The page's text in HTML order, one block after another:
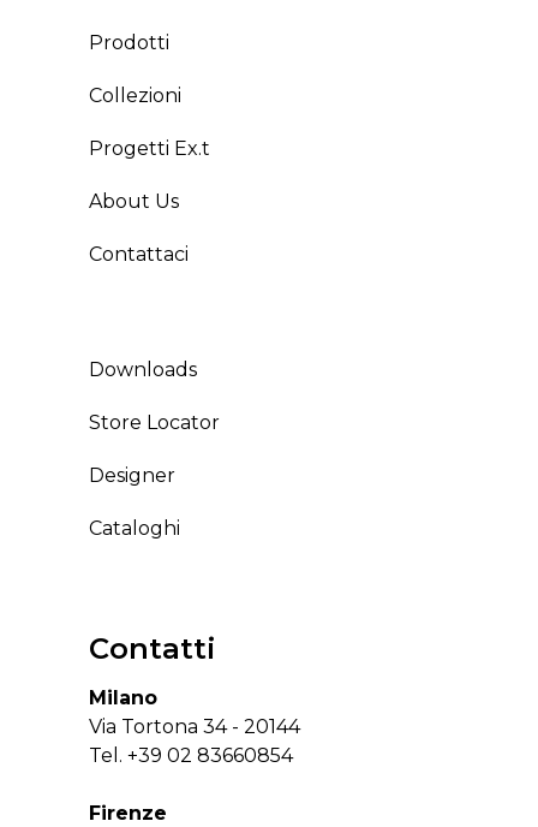
Prodotti
Collezioni
Progetti Ex.t
About Us
Contattaci
Downloads
Store Locator
Designer
Cataloghi
Contatti
Milano
Via Tortona 34 - 20144
Tel. +39 02 83660854
Firenze